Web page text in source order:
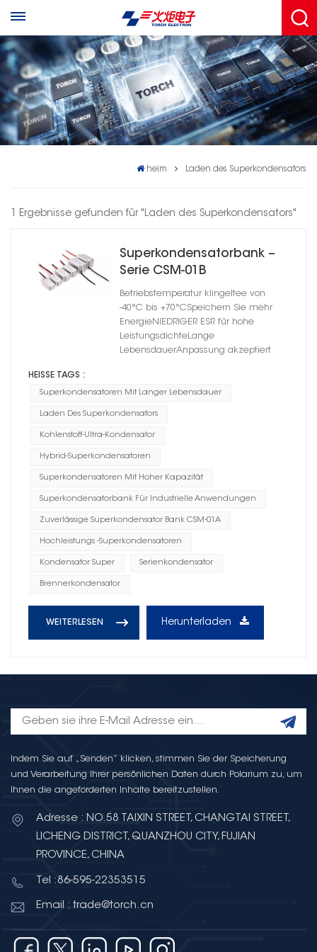
heim Laden des Superkondensators
1 Ergebnisse gefunden für "Laden des Superkondensators"
Superkondensatorbank –
Serie CSM-01B
Betriebstemperatur klingeltee von
-40°C bis +70°CSpeichern Sie mehr
EnergieNIEDRIGER ESR für hohe
LeistungsdichteLange
LebensdauerAnpassung akzeptiert
HEISSE TAGS :
Superkondensatoren Mit Langer Lebensdauer
Laden Des Superkondensators
Kohlenstoff-Ultra-Kondensator
Hybrid-Superkondensatoren
Superkondensatoren Mit Hoher Kapazität
Superkondensatorbank Für Industrielle Anwendungen
Zuverlässige Superkondensator Bank CSM-01A
Hochleistungs -Superkondensatoren
Kondensator Super Serienkondensator
Brennerkondensator
WEITERLESEN Herunterladen
Indem Sie auf „Senden“ klicken, stimmen Sie der Speicherung
und Verarbeitung Ihrer persönlichen Daten durch Polarium zu, um
Ihnen die angeforderten Inhalte bereitzustellen.
Adresse : NO.58 TAIXIN STREET, CHANGTAI STREET,
LICHENG DISTRICT, QUANZHOU CITY, FUJIAN
PROVINCE, CHINA
Tel :86-595-22353515
Email : trade@torch.cn